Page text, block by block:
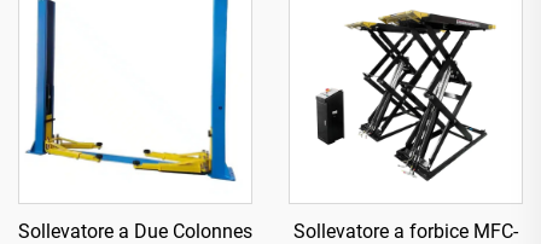
Sollevatore a Due Colonnes
Sollevatore a forbice MFC-